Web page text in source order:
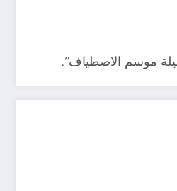
طيلة موسم الاصطياف”.